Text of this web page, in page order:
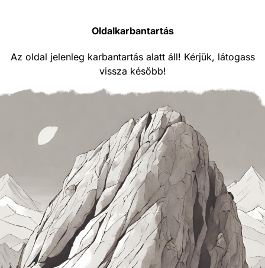
Oldalkarbantartás
Az oldal jelenleg karbantartás alatt áll! Kérjük, látogass
vissza később!